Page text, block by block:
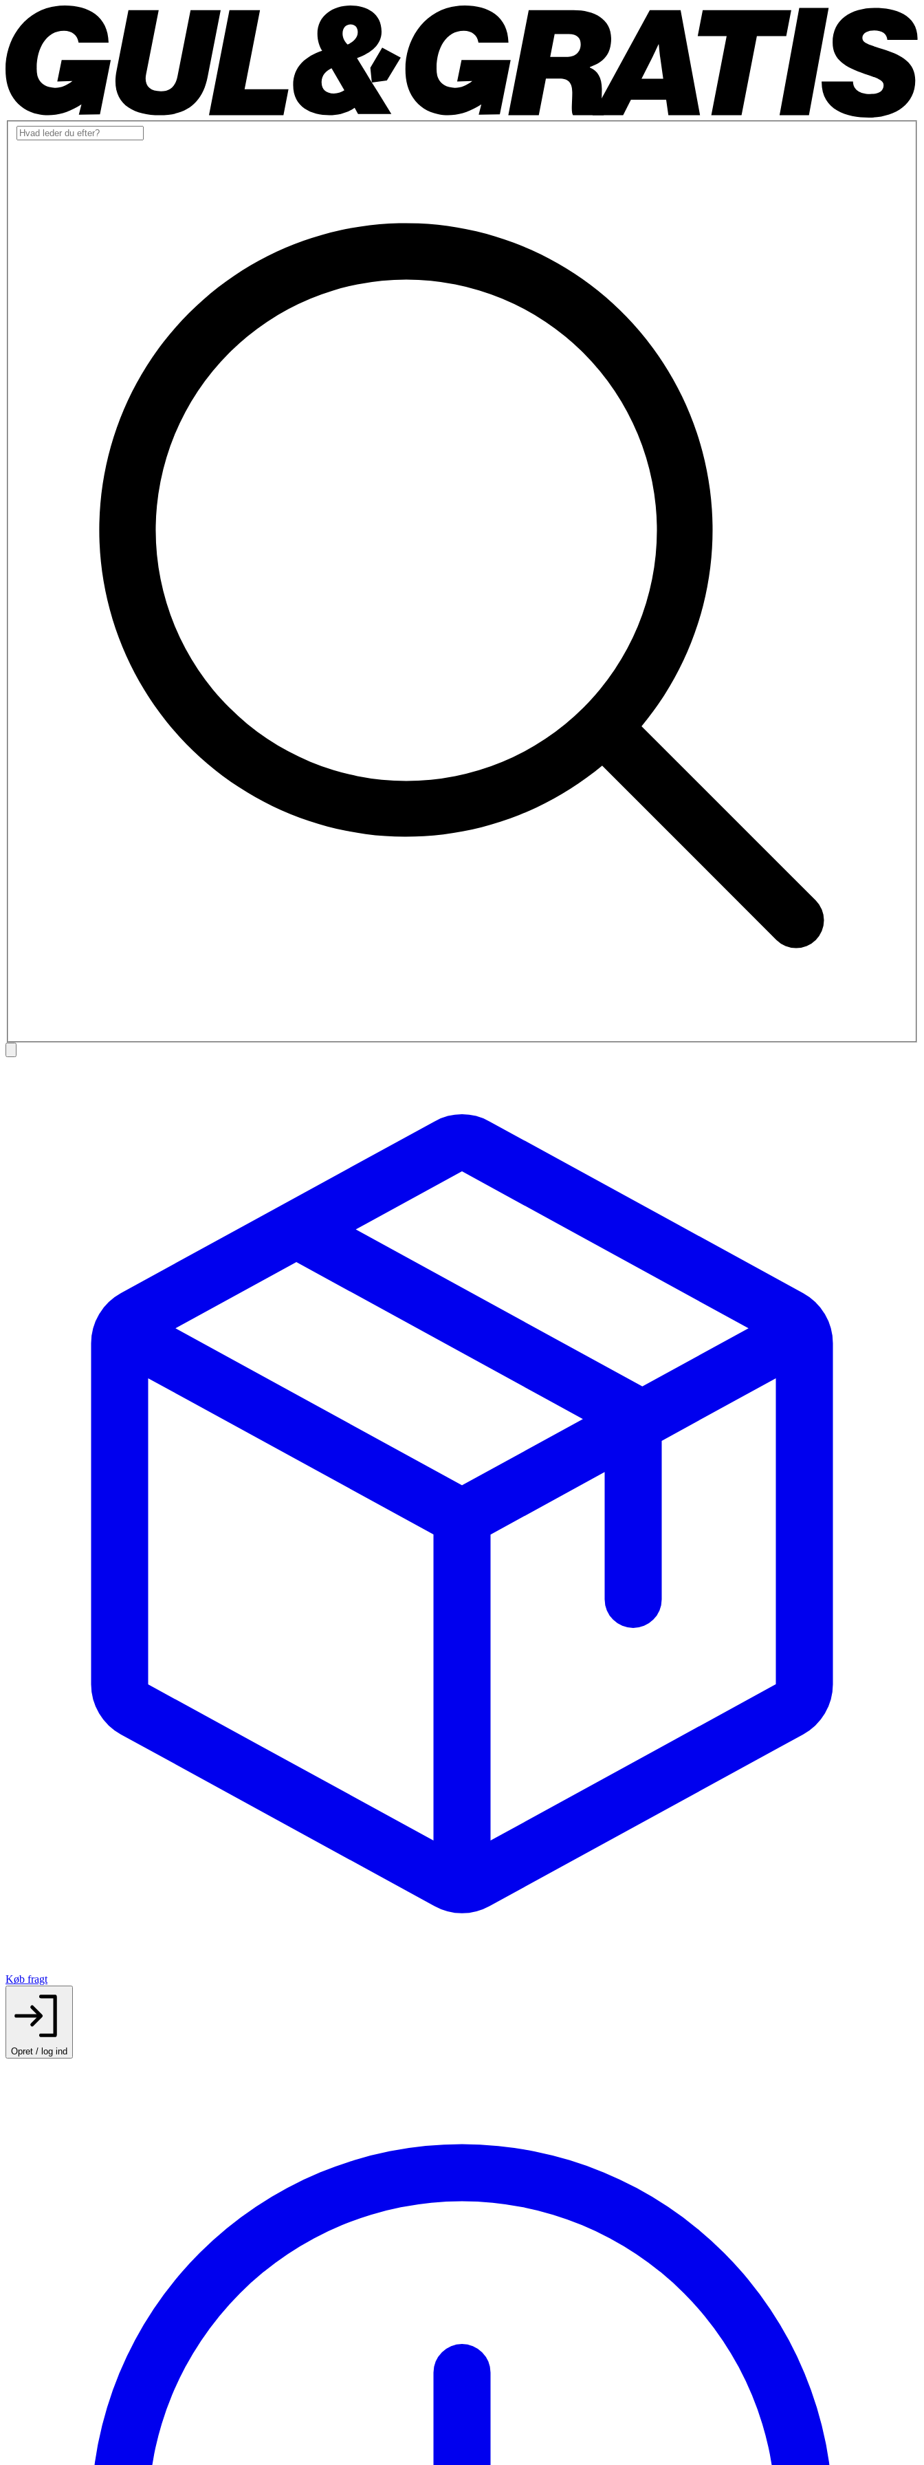
Køb fragt
Opret / log ind